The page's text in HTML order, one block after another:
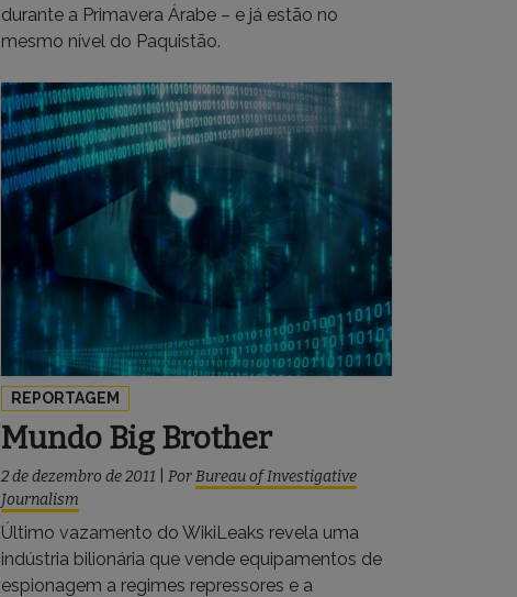
durante a Primavera Árabe – e já estão no
mesmo nível do Paquistão.
REPORTAGEM
Mundo Big Brother
2 de dezembro de 2011 PorBureau of Investigative
Journalism
Último vazamento do WikiLeaks revela uma
indústria bilionária que vende equipamentos de
espionagem a regimes repressores e a